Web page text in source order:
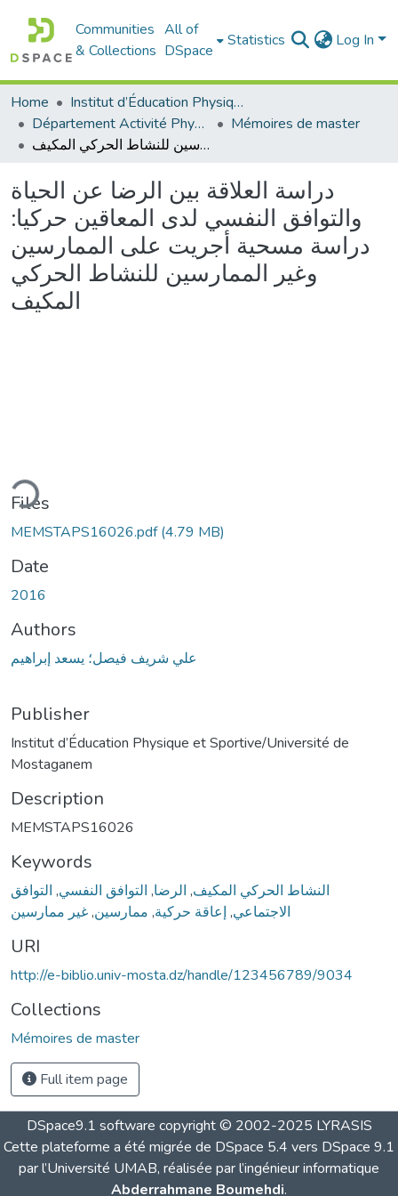
Communities
& Collections
All of
DSpace
Statistics Log In
Home
Institut d’Éducation Physique et Sportive
Département Activité Physique Adaptée (APA)
Mémoires de master
دراسة العلاقة بين الرضا عن الحياة والتوافق النفسي لدى المعاقين حركيا: دراسة مسحية أجريت على الممارسين وغير الممارسين للنشاط الحركي المكيف
دراسة العلاقة بين الرضا عن الحياة
والتوافق النفسي لدى المعاقين حركيا:
دراسة مسحية أجريت على الممارسين
وغير الممارسين للنشاط الحركي
المكيف
Files
MEMSTAPS16026.pdf(4.79 MB)
Date
2016
Authors
علي شريف فيصل؛ يسعد إبراهيم
Publisher
Institut d’Éducation Physique et Sportive/Université de
Mostaganem
Description
MEMSTAPS16026
Keywords
النشاط الحركي المكيف, الرضا, التوافق النفسي, التوافق
الاجتماعي,إعاقة حركية, ممارسين,غير ممارسين
URI
http://e-biblio.univ-mosta.dz/handle/123456789/9034
Collections
Mémoires de master
Full item page
DSpace9.1 software copyright © 2002-2025 LYRASIS
Cette plateforme a été migrée de DSpace 5.4 vers DSpace 9.1
par l’Université UMAB, réalisée par l’ingénieur informatique
Abderrahmane Boumehdi.